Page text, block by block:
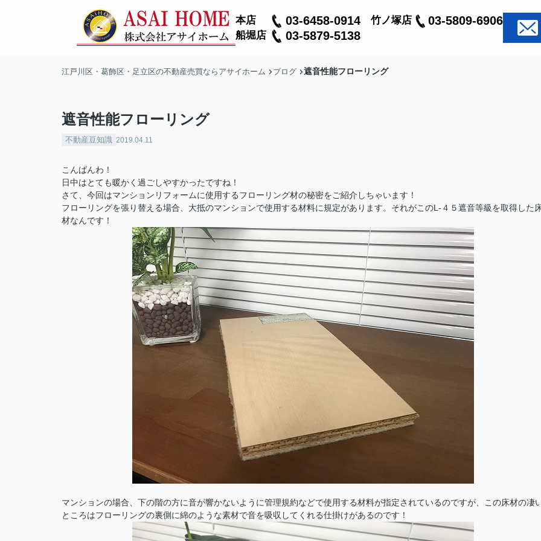
本店 03-6458-0914 竹ノ塚店 03-5809-6906
船堀店 03-5879-5138
江戸川区・葛飾区・足立区の不動産売買ならアサイホーム ブログ 遮音性能フローリング
遮音性能フローリング
不動産豆知識 2019.04.11
こんばんわ！
日中はとても暖かく過ごしやすかったですね！
さて、今回はマンションリフォームに使用するフローリング材の秘密をご紹介しちゃいます！
フローリングを張り替える場合、大抵のマンションで使用する材料に規定があります。それがこのL-４５遮音等級を取得した
材なんです！
マンションの場合、下の階の方に音が響かないように管理規約などで使用する材料が指定されているのですが、この床材の凄
ところはフローリングの裏側に綿のような素材で音を吸収してくれる仕掛けがあるのです！